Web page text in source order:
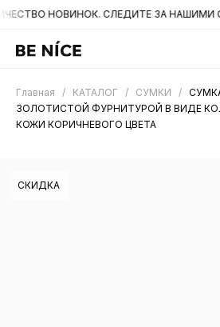
СЛЕДИТЕ ЗА НАШИМИ
Главная / КАТАЛОГ / СУМКИ /
ЗОЛОТИСТОЙ ФУРНИТУРОЙ В ВИДЕ
КОЖИ КОРИЧНЕВОГО ЦВЕТА
СКИДКА